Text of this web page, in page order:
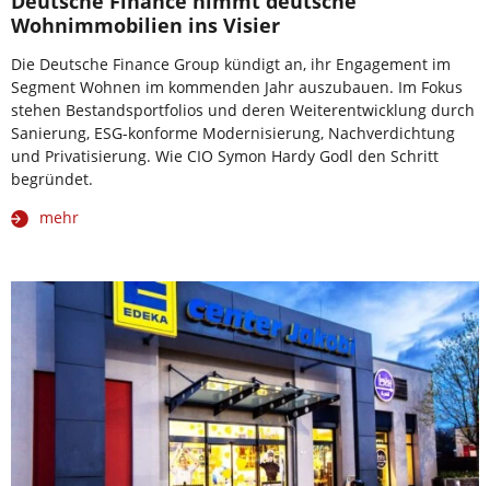
Wohnimmobilien ins Visier
Die Deutsche Finance Group kündigt an, ihr Engagement im
Segment Wohnen im kommenden Jahr auszubauen. Im Fokus
stehen Bestandsportfolios und deren Weiterentwicklung durch
Sanierung, ESG-konforme Modernisierung, Nachverdichtung
und Privatisierung. Wie CIO Symon Hardy Godl den Schritt
begründet.
mehr